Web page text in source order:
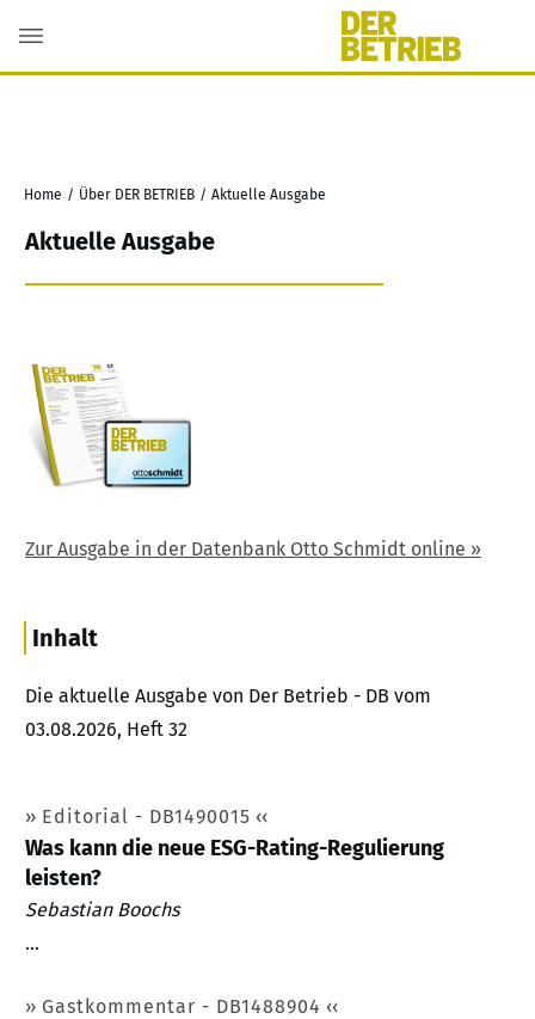
Home / Über DER BETRIEB / Aktuelle Ausgabe
Aktuelle Ausgabe
Zur Ausgabe in der Datenbank Otto Schmidt online »
Inhalt
Die aktuelle Ausgabe von Der Betrieb - DB vom
03.08.2026, Heft 32
Editorial - DB1490015
Was kann die neue ESG-Rating-Regulierung
leisten?
Sebastian Boochs
...
Gastkommentar - DB1488904